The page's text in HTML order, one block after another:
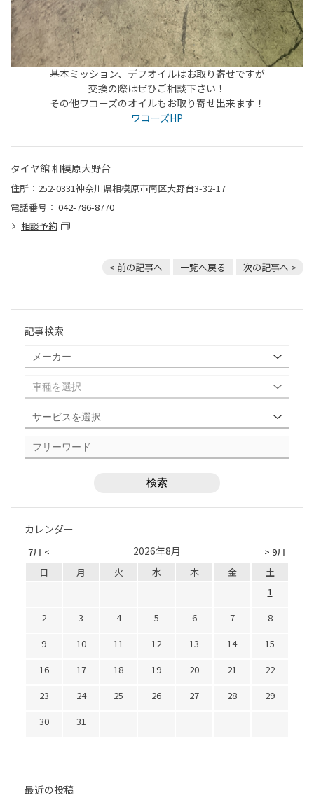
基本ミッション、デフオイルはお取り寄せですが
交換の際はぜひご相談下さい！
その他ワコーズのオイルもお取り寄せ出来ます！
ワコーズHP
タイヤ館 相模原大野台
住所：252-0331神奈川県相模原市南区大野台3-32-17
電話番号： 042-786-8770
相談予約
< 前の記事へ 一覧へ戻る 次の記事へ >
記事検索
カレンダー
7月 < > 9月
2026年8月
日 月 火 水 木 金
土
1
2
3 4 5 6 7
8
9
10 11 12 13 14
15
16
17 18 19 20 21
22
23
24 25 26 27 28
29
30
31
最近の投稿